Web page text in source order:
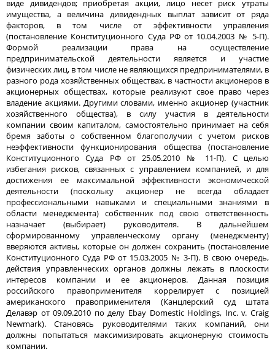
виде дивидендов; приобретая акции, лицо несет риск утраты
имущества, а величина дивидендных выплат зависит от ряда
факторов, в том числе от эффективности управления
(постановление Конституционного Суда РФ от 10.04.2003 № 5-П).
Формой реализации права на осуществление
предпринимательской деятельности является и участие
физических лиц, в том числе не являющихся предпринимателями, в
разного рода хозяйственных обществах, в частности акционеров в
акционерных обществах, которые реализуют свое право через
владение акциями. Другими словами, именно акционер (участник
хозяйственного общества), в силу участия в деятельности
компании своим капиталом, самостоятельно принимает на себя
бремя заботы о собственном благополучии с учетом рисков
неэффективности функционирования общества (постановление
Конституционного Суда РФ от 25.05.2010 № 11-П). С целью
избегания рисков, связанных с управлением компанией, и для
достижения ее максимальной эффективности экономической
деятельности (поскольку акционер не всегда обладает
профессиональными навыками и специальными знаниями в
области менеджмента) собственник под свою ответственность
назначает (выбирает) руководителя. В дальнейшем
сформированному управленческому органу (менеджменту)
вверяются активы, которые он должен сохранить (постановление
Конституционного Суда РФ от 15.03.2005 № 3-П). В свою очередь,
действия управленческих органов должны лежать в плоскости
интересов компании и ее акционеров. Данная позиция
российского правоприменителя коррелирует с позицией
американского правоприменителя (Канцлерский суд штата
Делавэр от 09.09.2010 по делу Ebay Domestic Holdings, Inc. v. Craig
Newmark). Становясь руководителями таких компаний, они
должны попытаться максимизировать акционерную стоимость
компании.